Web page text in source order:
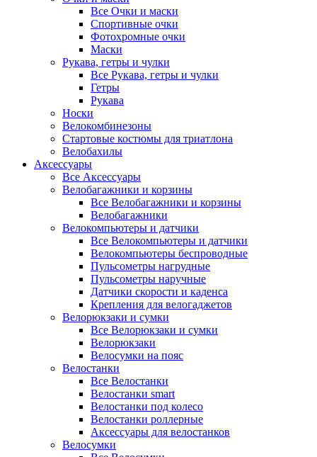
Все Очки и маски
Спортивные очки
Фотохромные очки
Маски
Рукава, гетры и чулки
Все Рукава, гетры и чулки
Гетры
Рукава
Носки
Велокомбинезоны
Стартовые костюмы для триатлона
Велобахилы
Аксессуары
Все Аксессуары
Велобагажники и корзины
Все Велобагажники и корзины
Велобагажники
Велокомпьютеры и датчики
Все Велокомпьютеры и датчики
Велокомпьютеры беспроводные
Пульсометры нагрудные
Пульсометры наручные
Датчики скорости и каденса
Крепления для велогаджетов
Велорюкзаки и сумки
Все Велорюкзаки и сумки
Велорюкзаки
Велосумки на пояс
Велостанки
Все Велостанки
Велостанки smart
Велостанки под колесо
Велостанки роллерные
Аксессуары для велостанков
Велосумки